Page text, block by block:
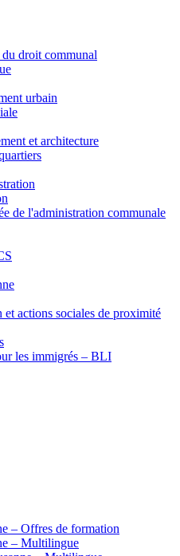
droit communal
urbain
et architecture
de l'administration communale
et actions sociales de proximité
les immigrés – BLI
– Offres de formation
– Multilingue